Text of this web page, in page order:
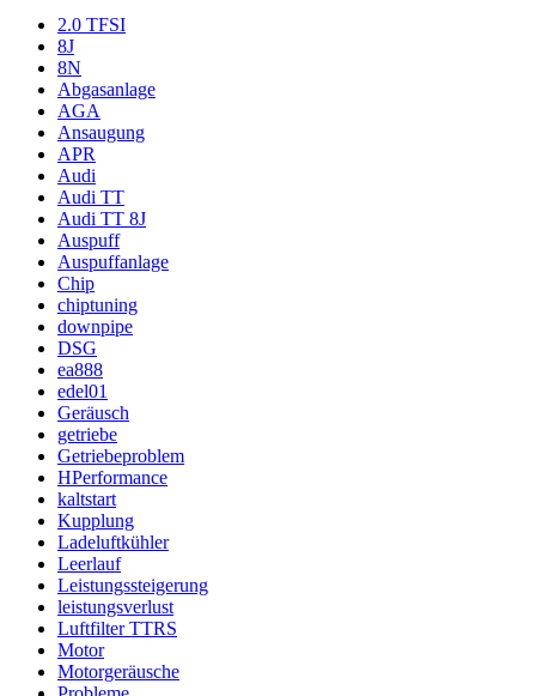
2.0 TFSI
8J
8N
Abgasanlage
AGA
Ansaugung
APR
Audi
Audi TT
Audi TT 8J
Auspuff
Auspuffanlage
Chip
chiptuning
downpipe
DSG
ea888
edel01
Geräusch
getriebe
Getriebeproblem
HPerformance
kaltstart
Kupplung
Ladeluftkühler
Leerlauf
Leistungssteigerung
leistungsverlust
Luftfilter TTRS
Motor
Motorgeräusche